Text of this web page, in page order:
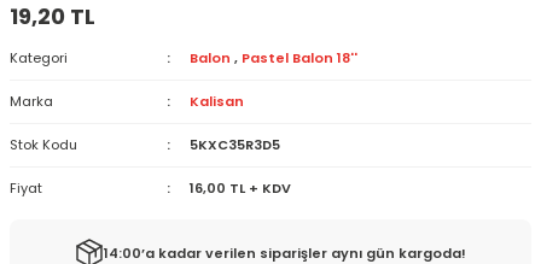
19,20 TL
Kategori Balon , Pastel Balon 18''
Marka Kalisan
Stok Kodu 5KXC35R3D5
Fiyat 16,00 TL + KDV
14:00’a kadar verilen siparişler aynı gün kargoda!